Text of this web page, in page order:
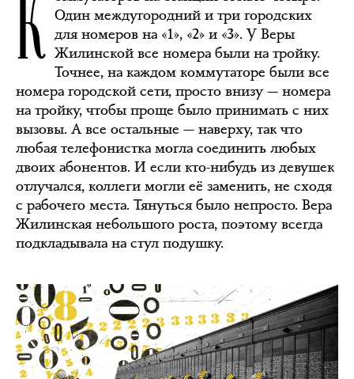
Один междугородний и три городских
для номеров на «1», «2» и «3». У Веры
Жилинской все номера были на тройку.
Точнее, на каждом коммутаторе были все
номера городской сети, просто внизу — номера
на тройку, чтобы проще было принимать с них
вызовы. А все остальные — наверху, так что
любая телефонистка могла соединить любых
двоих абонентов. И если кто-нибудь из девушек
отлучался, коллеги могли её заменить, не сходя
с рабочего места. Тянуться было непросто. Вера
Жилинская небольшого роста, поэтому всегда
подкладывала на стул подушку.